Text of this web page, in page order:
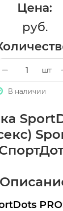
Цена:
руб.
шт
В наличии